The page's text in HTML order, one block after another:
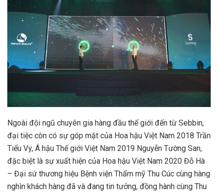
Ngoài đội ngũ chuyên gia hàng đầu thế giới đến từ Sebbin,
đại tiệc còn có sự góp mặt của Hoa hậu Việt Nam 2018 Trần
Tiểu Vy, Á hậu Thế giới Việt Nam 2019 Nguyễn Tường San,
đặc biệt là sự xuất hiện của Hoa hậu Việt Nam 2020 Đỗ Hà
– Đại sứ thương hiệu Bệnh viện Thẩm mỹ Thu Cúc cùng hàng
nghìn khách hàng đã và đang tin tưởng, đồng hành cùng Thu